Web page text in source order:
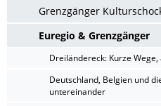
Grenzgänger
Euregio & Grenzgänger
Dreiländereck: Kurze
Deutschland, Belgien und
untereinander